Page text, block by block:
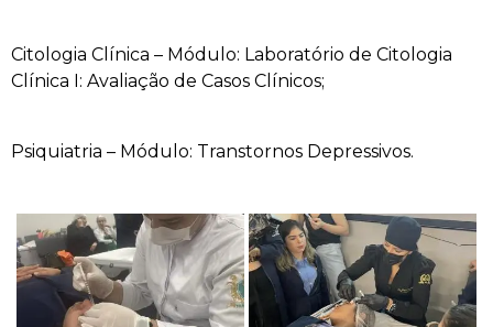
Citologia Clínica – Módulo: Laboratório de Citologia
Clínica I: Avaliação de Casos Clínicos;
Psiquiatria – Módulo: Transtornos Depressivos.